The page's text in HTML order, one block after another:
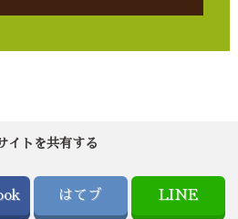
イトを共有する
はてブ LINE